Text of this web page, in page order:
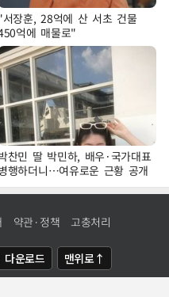
장훈, 28억에 산 서초 건물
억에 매물로"
찬민 딸 박민하, 배우·국가대표
행하더니…여유로운 근황 공개
약관·정책 고충처리
다운로드 맨위로↑